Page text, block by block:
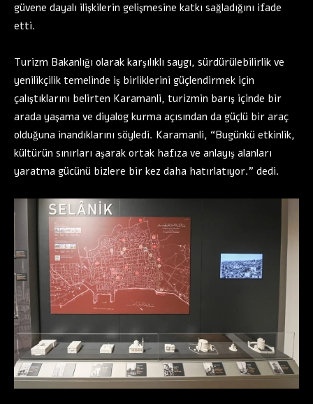
güvene dayalı ilişkilerin gelişmesine katkı sağladığını ifade
etti.
Turizm Bakanlığı olarak karşılıklı saygı, sürdürülebilirlik ve
yenilikçilik temelinde iş birliklerini güçlendirmek için
çalıştıklarını belirten Karamanli, turizmin barış içinde bir
arada yaşama ve diyalog kurma açısından da güçlü bir araç
olduğuna inandıklarını söyledi. Karamanli, “Bugünkü etkinlik,
kültürün sınırları aşarak ortak hafıza ve anlayış alanları
yaratma gücünü bizlere bir kez daha hatırlatıyor.” dedi.